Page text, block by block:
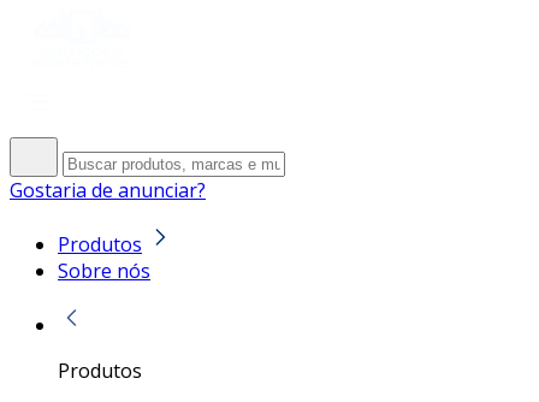
Gostaria de anunciar?
Produtos
Sobre nós
Produtos